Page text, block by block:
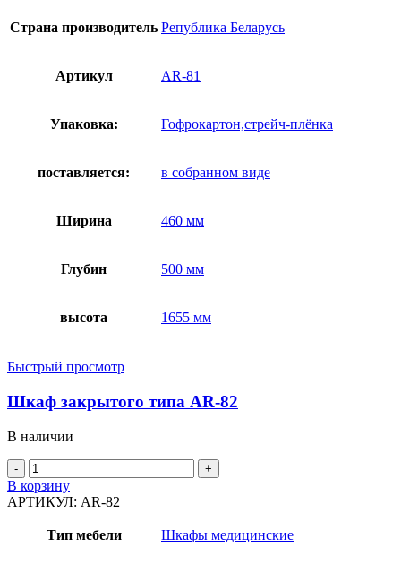
полимере
Страна производитель Република Беларусь
Артикул AR-81
Упаковка: Гофрокартон,стрейч-плёнка
поставляется: в собранном виде
Ширина 460 мм
Глубин 500 мм
высота 1655 мм
Быстрый просмотр
Шкаф закрытого типа AR-82
В наличии
Количество
товара
Шкаф
типа
В корзину
АРТИКУЛ: AR-82
Тип мебели Шкафы медицинские